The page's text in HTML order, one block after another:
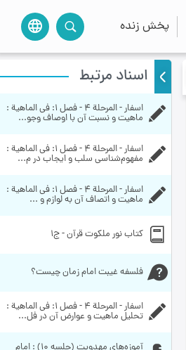
پخش زنده language
اسناد مرتبط
ماهیت و نسبت آن با اوصاف وجو...
مفهوم‌شناسی سلب و ایجاب در م...
ماهیت و اتصاف آن به لوازم و ...
کتاب نور ملکوت قرآن - ج1
فلسفه غيبت امام زمان چيست؟
تحلیل ماهیت و عوارض آن در فل...